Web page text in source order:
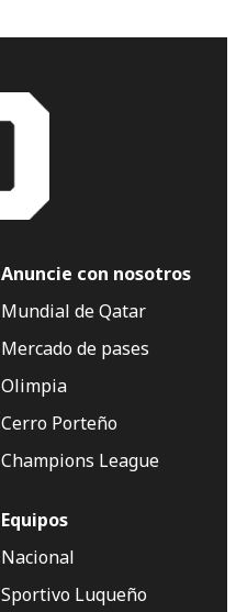
Anuncie con nosotros
Mundial de Qatar
Mercado de pases
Olimpia
Cerro Porteño
Champions League
Equipos
Nacional
Sportivo Luqueño